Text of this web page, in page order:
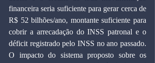
financeira seria suficiente para gerar cerca de
R$ 52 bilhões/ano, montante suficiente para
cobrir a arrecadação do INSS patronal e o
déficit registrado pelo INSS no ano passado.
O impacto do sistema proposto sobre os